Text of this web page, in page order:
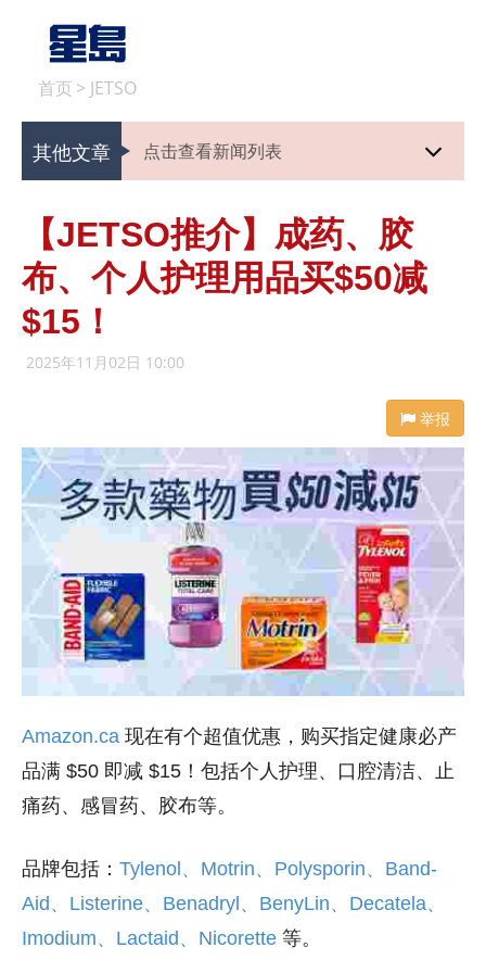
首页 > JETSO
其他文章 点击查看新闻列表
【JETSO推介】成药、胶
布、个人护理用品买$50减
$15！
2025年11月02日 10:00
举报
Amazon.ca 现在有个超值优惠，购买指定健康必产
品满 $50 即减 $15！包括个人护理、口腔清洁、止
痛药、感冒药、胶布等。
品牌包括： Tylenol、Motrin、Polysporin、Band-
Aid、Listerine、Benadryl、BenyLin、Decatela、
Imodium、Lactaid、Nicorette 等。